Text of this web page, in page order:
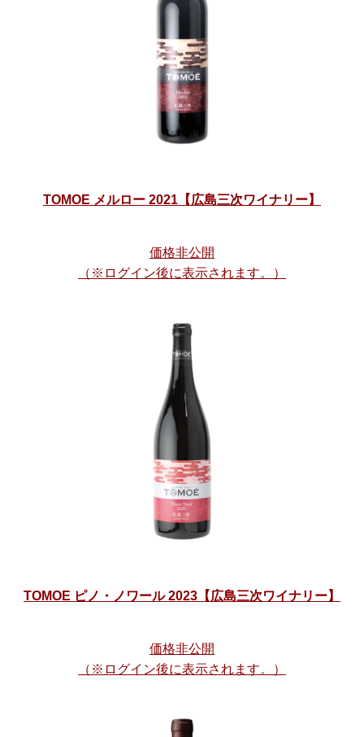
TOMOE メルロー 2021【広島三次ワイナリー】
価格非公開
（※ログイン後に表示されます。）
TOMOE ピノ・ノワール 2023【広島三次ワイナリー】
価格非公開
（※ログイン後に表示されます。）